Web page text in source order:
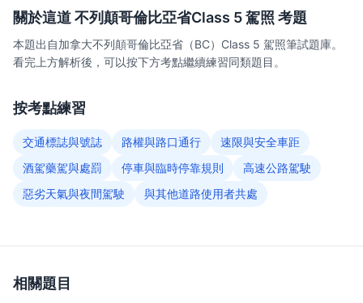
關於這道 不列顛哥倫比亞省Class 5 駕照 考題
本題出自加拿大不列顛哥倫比亞省（BC）Class 5 駕照筆試題庫。
看完上方解析後，可以按下方考點繼續練習同類題目。
按考點練習
交通標誌與號誌 路權與路口通行
速限與安全車距
酒駕藥駕與處罰
停車與臨時停靠規則
高速公路駕駛
惡劣天氣與夜間駕駛
與其他道路使用者共處
相關題目